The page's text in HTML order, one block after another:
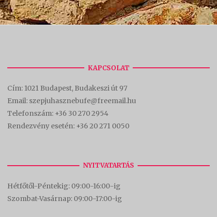
KAPCSOLAT
Cím: 1021 Budapest, Budakeszi út 97
Email: szepjuhasznebufe@freemail.hu
Telefonszám: +36 30 270 2954
Rendezvény esetén: +36 20 271 0050
NYITVATARTÁS
Hétfőtől-Péntekig: 09:00-16:00-ig
Szombat-Vasárnap: 09:00-17:00-ig